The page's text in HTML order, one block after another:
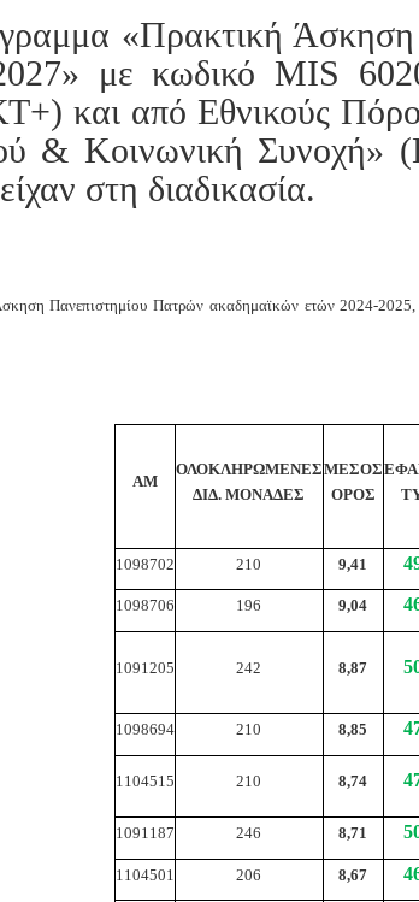
«Πρακτική
με κωδικό MIS
και από Εθνικούς
& Κοινωνική Συνοχή»
στη διαδικασία.
Πανεπιστημίου Πατρών ακαδημαϊκών ετών 2024-
ΑΜ
ΟΛΟΚΛΗΡΩΜΕΝΕΣ
ΔΙΔ. ΜΟΝΑΔΕΣ
ΜΕΣΟΣ
ΟΡΟΣ
1098702 210 9,41
1098706 196 9,04
1091205 242 8,87
1098694 210 8,85
1104515 210 8,74
1091187 246 8,71
1104501 206 8,67